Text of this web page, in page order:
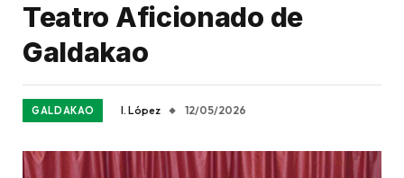
Teatro Aficionado de
Galdakao
GALDAKAO I. López 12/05/2026